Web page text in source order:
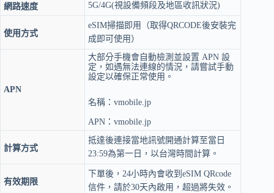
網路速度 5G/4G(視設備頻段及地區收訊狀況)
使用方式
eSIM掃描即用（取得QRCODE後安裝完
成即可使用）
APN
大部分手機會自動檢測並設置 APN 設
定，如遇無法連線的情況，請嘗試手動
設定以確保正常使用。
名稱：vmobile.jp
APN：vmobile.jp
計算方式
抵達後連接當地訊號開通計算至當日
23:59為第一日，以台灣時間計算。
有效期限
下單後，24小時內會收到eSIM QRcode
信件，請於30天內啟用，超過將失效。